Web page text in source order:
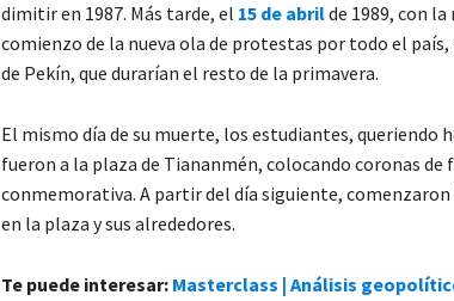
dimitir en 1987. Más tarde, el 15 de abrilde 1989, con
comienzo de la nueva ola de protestas por todo el
de Pekín, que durarían el resto de la primavera.
El mismo día de su muerte, los estudiantes, queriendo
fueron a la plaza de Tiananmén, colocando coronas de
conmemorativa. A partir del día siguiente,
en la plaza y sus alrededores.
Te puede interesar: Masterclass | Análisis